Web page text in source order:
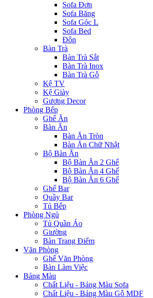
Sofa Đơn
Sofa Băng
Sofa Góc L
Sofa Bed
Đôn
Bàn Trà
Bàn Trà Sắt
Bàn Trà Inox
Bàn Trà Gỗ
Kệ TV
Kệ Giày
Gương Decor
Phòng Bếp
Ghế Ăn
Bàn Ăn
Bàn Ăn Tròn
Bàn Ăn Chữ Nhật
Bộ Bàn Ăn
Bộ Bàn Ăn 2 Ghế
Bộ Bàn Ăn 4 Ghế
Bộ Bàn Ăn 6 Ghế
Ghế Bar
Quầy Bar
Tủ Bếp
Phòng Ngủ
Tủ Quần Áo
Giường
Bàn Trang Điểm
Văn Phòng
Ghế Văn Phòng
Bàn Làm Việc
Bảng Màu
Chất Liệu - Bảng Màu Sofa
Chất Liệu - Bảng Màu Gỗ MDF